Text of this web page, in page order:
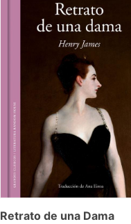
Retrato de una Dama